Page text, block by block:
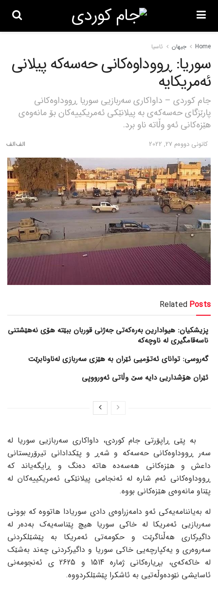
Home جیهان ئاسیا
سوریا: ڕووداوەکانی حەسەکە پیلانی
ئەمریکایە
جام کوردی – داواکاری سەربازیی سوریا ڕووداوەکانی
پارێزگای حەسەکەی بە پیلانێکی ئەمریکییەکان بۆ مانەوەی
هێزەکانی ئەو وڵاتە ناو برد.
كانونی دووه‌م 27, 2022
Related Posts
پزیشکیان: هیوادارین بەرەکەتی جەژنی قوربان ببێتە هۆی نەهێشتنی
ناسەقامگیری لە ناوچەکە
گەروسی: توانای ئەتۆمیی ئێران بە هێزی سەربازی لەناونابرێت
ئێران هۆشداریی دایە سێ وڵاتی ئەورووپی
بە پێی ڕاپۆرتی جام کوردی، داواکاری سەربازیی سوریا لە
سەر ڕووداوەکانی حەسەکە و شەڕ و پێکدادانی تیرۆریستانی
داعش و هێزەکانی هەسەدە هاتە دەنگ و ڕایگەیاند کە
ڕووداوەکانی ئەم شارە لە ئەنجامی پیلانێکی ئەمریکییەکان لە
پێناو مانەوەی هێزەکانی بووە.
لە بەیاننامەیەکی ئەو دامەزراوەی دادی سوریادا هاتووە کە بوونی
سەربازیی ئەمریکا لە خاکی سوریا هیچ پێناسەیەک بەدەر لە
داگیرکاری هەڵناگرێت و حکومەتی ئەمریکا بە پێشێلکردنی
سەروەری و یەکپارچەیی خاکی سوریا و داگیرکردنی چەند بەشێک
لە خاکەکەی، بڕیارەکانی ژمارە 1514 و 2625 ی ئەنجومەنی
ئاسایشی نێودەوڵەتیی بە ئاشکرا پێشێلکردووە.